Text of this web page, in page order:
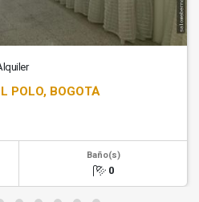
POLO, BOGOTÁ
Baño(s)
0